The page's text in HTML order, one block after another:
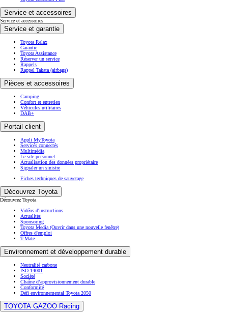
Service et accessoires
Service et accessoires
Service et garantie
Toyota Relax
Garantie
Toyota Assistance
Réserver un service
Rappels
Rappel Takata (airbags)
Pièces et accessoires
Camping
Confort et entretien
Véhicules utilitaires
DAB+
Portail client
Appli MyToyota
Servicés connectés
Multimédia
Le site personnel
Actualisation des données propriétaire
Signaler un sinistre
Fiches techniques de sauvetage
Découvrez Toyota
Découvrez Toyota
Vidéos d'instructions
Actualités
Sponsoring
Toyota Media(Ouvrir dans une nouvelle fenêtre)
Offres d'emploi
T-Mate
Environnement et développement durable
Neutralité carbone
ISO 14001
Société
Chaîne d’approvisionnement durable
Conformité
Défi environnemental Toyota 2050
TOYOTA GAZOO Racing